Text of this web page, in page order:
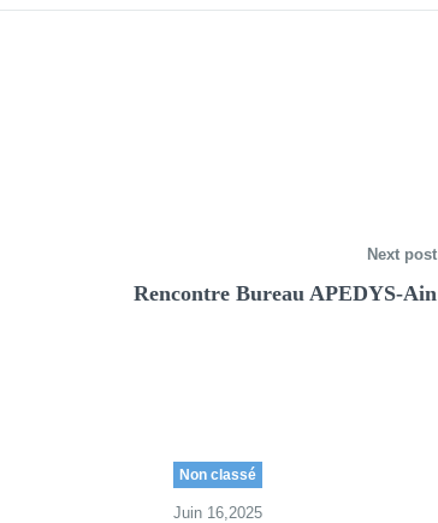
Next post
Rencontre Bureau APEDYS-Ain
Non classé
Juin 16,2025